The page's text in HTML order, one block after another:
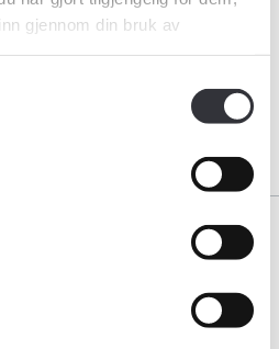
gjennom din bruk av
, 5763 SKARE
landets takstforetak.